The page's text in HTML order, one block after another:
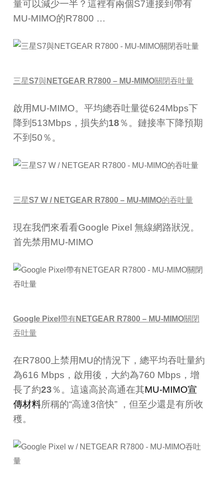
量可以減少一半？這裡有兩個S7連接到帶有
MU-MIMO的R7800 …
三星S7與NETGEAR R7800 – MU-MIMO關閉吞吐量
啟用MU-MIMO。平均總吞吐量從624Mbps下
降到 513Mbps ，損失約18％。鏈接率下降預期
不到 50％。
三星S7 W / NETGEAR R7800 – MU-MIMO的吞吐量
現在我們來看看Google Pixel 無線網路狀況。
首先禁用MU-MIMO
Google Pixel 帶有NETGEAR R7800 – MU-MIMO關閉
吞吐量
在R7800 上禁用MU的情況下，總平均吞吐量約
為616 Mbps ，啟用後，大約為760 Mbps ，增
長了約23％。這遠高於高通在其MU-MIMO宣
傳材料所稱的“高達3倍快”
，但至少還是有所收
穫。